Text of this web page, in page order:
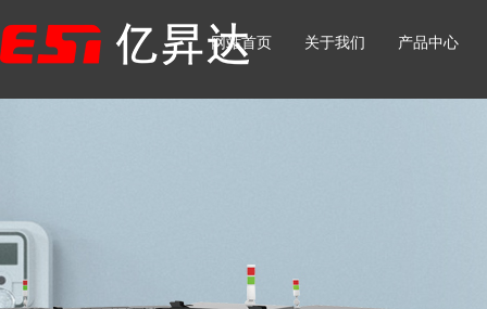
网站首页 关于我们 产品中心